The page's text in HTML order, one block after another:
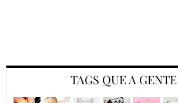
TAGS QUE A GENTE